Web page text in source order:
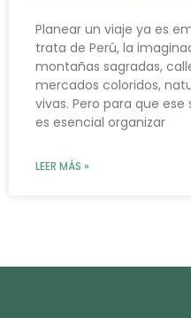
Planear un viaje ya es
trata de Perú, la
montañas sagradas,
mercados coloridos,
vivas. Pero para que
es esencial organizar
LEER MÁS »